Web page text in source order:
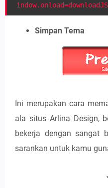
Simpan Tema
Ini merupakan cara
ala situs Arlina Design,
bekerja dengan sangat
sarankan untuk kamu